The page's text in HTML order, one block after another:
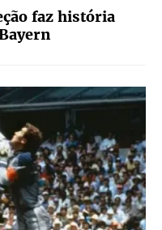
faz história